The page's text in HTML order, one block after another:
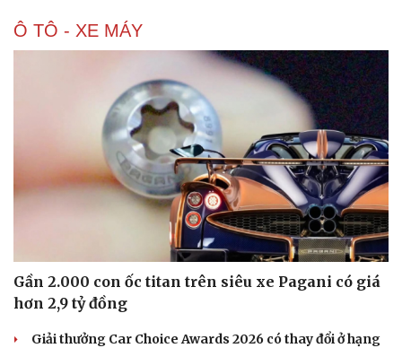
Ô TÔ - XE MÁY
Gần 2.000 con ốc titan trên siêu xe Pagani có giá
hơn 2,9 tỷ đồng
Giải thưởng Car Choice Awards 2026 có thay đổi ở hạng